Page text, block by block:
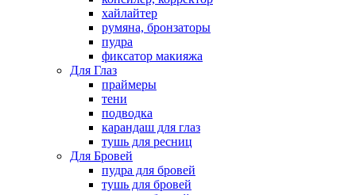
хайлайтер
румяна, бронзаторы
пудра
фиксатор макияжа
Для Глаз
праймеры
тени
подводка
карандаш для глаз
тушь для ресниц
Для Бровей
пудра для бровей
тушь для бровей